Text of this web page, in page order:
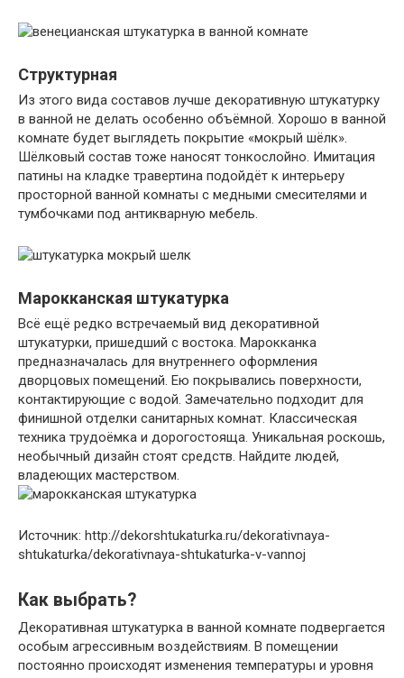
Структурная
Из этого вида составов лучше декоративную штукатурку
в ванной не делать особенно объёмной. Хорошо в ванной
комнате будет выглядеть покрытие «мокрый шёлк».
Шёлковый состав тоже наносят тонкослойно. Имитация
патины на кладке травертина подойдёт к интерьеру
просторной ванной комнаты с медными смесителями и
тумбочками под антикварную мебель.
Марокканская штукатурка
Всё ещё редко встречаемый вид декоративной
штукатурки, пришедший с востока. Марокканка
предназначалась для внутреннего оформления
дворцовых помещений. Ею покрывались поверхности,
контактирующие с водой. Замечательно подходит для
финишной отделки санитарных комнат. Классическая
техника трудоёмка и дорогостояща. Уникальная роскошь,
необычный дизайн стоят средств. Найдите людей,
владеющих мастерством.
Источник: http://dekorshtukaturka.ru/dekorativnaya-
shtukaturka/dekorativnaya-shtukaturka-v-vannoj
Как выбрать?
Декоративная штукатурка в ванной комнате подвергается
особым агрессивным воздействиям. В помещении
постоянно происходят изменения температуры и уровня